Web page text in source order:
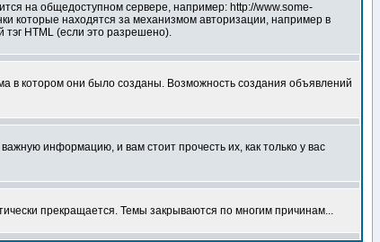
на общедоступном сервере, например: http://www.some-
которые находятся за механизмом авторизации, например в
HTML (если это разрешено).
в котором они было созданы. Возможность создания объявлений
информацию, и вам стоит прочесть их, как только у вас
прекращается. Темы закрываются по многим причинам...